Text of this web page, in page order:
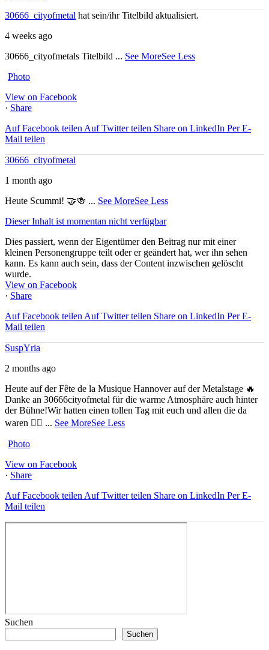
30666_cityofmetal hat sein/ihr Titelbild aktualisiert.
4 weeks ago
30666_cityofmetals Titelbild ... See MoreSee Less
Photo
View on Facebook
· Share
Auf Facebook teilen Auf Twitter teilen Share on LinkedIn Per E-
Mail teilen
30666_cityofmetal
1 month ago
Heute Scummi! 🤝🍻 ... See MoreSee Less
Dieser Inhalt ist momentan nicht verfügbar
Dies passiert, wenn der Eigentümer den Beitrag nur mit einer
kleinen Personengruppe teilt oder er geändert hat, wer ihn sehen
kann. Es kann auch sein, dass der Content inzwischen gelöscht
wurde.
View on Facebook
· Share
Auf Facebook teilen Auf Twitter teilen Share on LinkedIn Per E-
Mail teilen
SuspYria
2 months ago
Heute auf der Fête de la Musique Hannover auf der Metalstage 🔥
Danke an 30666cityofmetal für die warme Atmosphäre auch hinter
der Bühne!Wir hatten einen tollen Tag mit euch und allen die da
waren ❤️‍🔥 ... See MoreSee Less
Photo
View on Facebook
· Share
Auf Facebook teilen Auf Twitter teilen Share on LinkedIn Per E-
Mail teilen
Suchen
Suchen